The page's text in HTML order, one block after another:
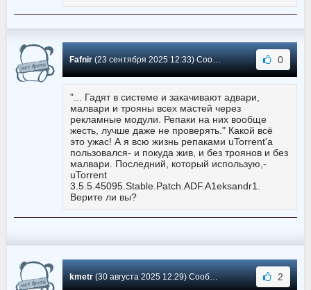
Fafnir(23 сентября 2025 12:33) Сообщение #6200 0
"... Гадят в системе и закачивают адвари,
малвари и трояны всех мастей через
рекламные модули. Репаки на них вообще
жесть, лучше даже не проверять." Какой всё
это ужас! А я всю жизнь репаками uTorrent'a
пользовался- и покуда жив, и без троянов и без
малвари. Последний, который использую,-
uTorrent
3.5.5.45095.Stable.Patch.ADF.A1eksandr1.
Верите ли вы?
kmetr(30 августа 2025 12:29) Сообщение #6199 2